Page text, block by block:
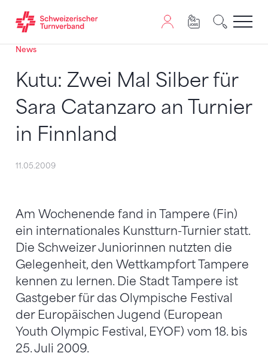
Zum Inhalt springen
Zur Sitemap navigieren
Zum Navigieren dieser Seite wird JavaScript benötigt.
News
Kutu: Zwei Mal Silber für
Sara Catanzaro an Turnier
in Finnland
11.05.2009
Am Wochenende fand in Tampere (Fin)
ein internationales Kunstturn-Turnier statt.
Die Schweizer Juniorinnen nutzten die
Gelegenheit, den Wettkampfort Tampere
kennen zu lernen. Die Stadt Tampere ist
Gastgeber für das Olympische Festival
der Europäischen Jugend (European
Youth Olympic Festival, EYOF) vom 18. bis
25. Juli 2009.